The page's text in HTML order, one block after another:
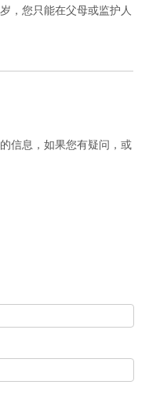
，您只能在父母或监护人
信息，如果您有疑问，或